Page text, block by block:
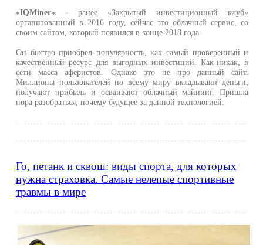
«IQMiner» - ранее «Закрытый инвестиционный клуб»
организованный в 2016 году, сейчас это облачный сервис, со
своим сайтом, который появился в конце 2018 года.
Он быстро приобрел популярность, как самый проверенный и
качественный ресурс для выгодных инвестиций. Как-никак, в
сети масса аферистов. Однако это не про данный сайт.
Миллионы пользователей по всему миру вкладывают деньги,
получают прибыль и осваивают облачный майнинг. Пришла
пора разобраться, почему будущее за данной технологией.
Го, петанк и сквош: виды спорта, для которых
нужна страховка. Самые нелепые спортивные
травмы в мире